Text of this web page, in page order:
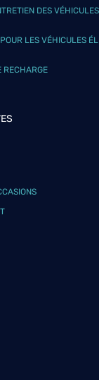
DES
LES VÉHICULES
RECHARGE